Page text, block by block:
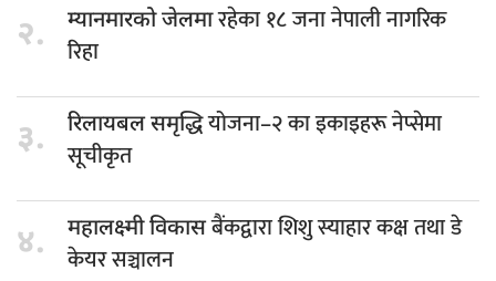
२. म्यानमारको जेलमारहेका १८ जना नेपाली नागरिक
रिहा
३. रिलायबल समृद्धियोजना–२ का इकाइहरू नेप्सेमा
सूचीकृत
४. महालक्ष्मी विकासबैंकद्वारा शिशु स्याहार कक्ष तथा डे
केयर सञ्चालन